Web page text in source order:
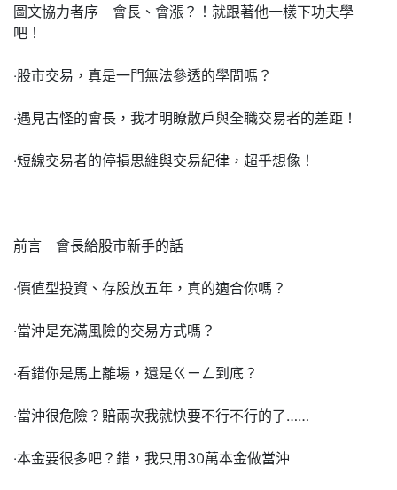
圖文協力者序 會長、會漲？！就跟著他一樣下功夫學
吧！
‧股市交易，真是一門無法參透的學問嗎？
‧遇見古怪的會長，我才明瞭散戶與全職交易者的差距！
‧短線交易者的停損思維與交易紀律，超乎想像！
前言 會長給股市新手的話
‧價值型投資、存股放五年，真的適合你嗎？
‧當沖是充滿風險的交易方式嗎？
‧看錯你是馬上離場，還是ㄍㄧㄥ到底？
‧當沖很危險？賠兩次我就快要不行不行的了……
‧本金要很多吧？錯，我只用30萬本金做當沖